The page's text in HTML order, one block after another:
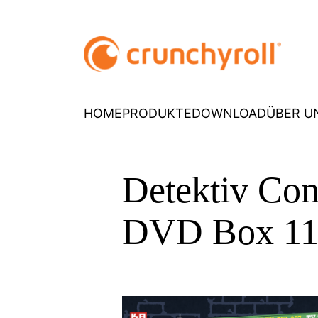
HOMEPRODUKTEDOWNLOADÜBER
Detektiv
DVD Box 11